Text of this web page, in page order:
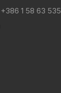
+386 1 58 63 535